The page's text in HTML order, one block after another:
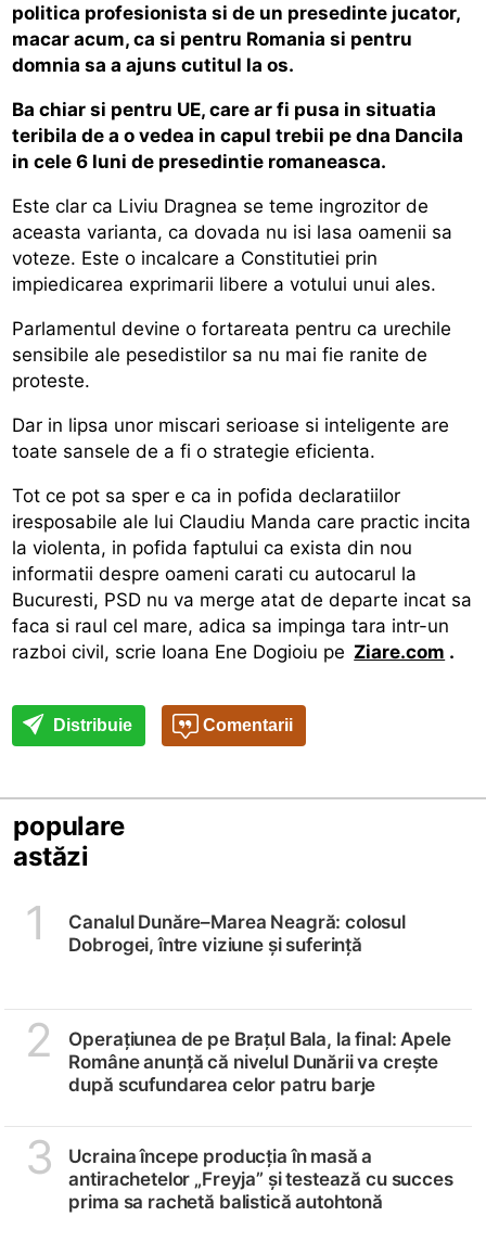
politica profesionista si de un presedinte jucator,
macar acum, ca si pentru Romania si pentru
domnia sa a ajuns cutitul la os.
Ba chiar si pentru UE, care ar fi pusa in situatia
teribila de a o vedea in capul trebii pe dna Dancila
in cele 6 luni de presedintie romaneasca.
Este clar ca Liviu Dragnea se teme ingrozitor de
aceasta varianta, ca dovada nu isi lasa oamenii sa
voteze. Este o incalcare a Constitutiei prin
impiedicarea exprimarii libere a votului unui ales.
Parlamentul devine o fortareata pentru ca urechile
sensibile ale pesedistilor sa nu mai fie ranite de
proteste.
Dar in lipsa unor miscari serioase si inteligente are
toate sansele de a fi o strategie eficienta.
Tot ce pot sa sper e ca in pofida declaratiilor
iresposabile ale lui Claudiu Manda care practic incita
la violenta, in pofida faptului ca exista din nou
informatii despre oameni carati cu autocarul la
Bucuresti, PSD nu va merge atat de departe incat sa
faca si raul cel mare, adica sa impinga tara intr-un
razboi civil, scrie Ioana Ene Dogioiu pe Ziare.com .
Distribuie Comentarii
populare
astăzi
1
Canalul Dunăre–Marea Neagră: colosul
Dobrogei, între viziune și suferință
2
Operațiunea de pe Brațul Bala, la final: Apele
Române anunță că nivelul Dunării va crește
după scufundarea celor patru barje
3
Ucraina începe producția în masă a
antirachetelor „Freyja” și testează cu succes
prima sa rachetă balistică autohtonă